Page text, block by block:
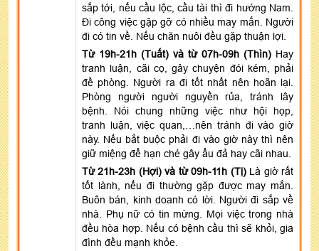
sắp tới, nếu cầu lộc, cầu tài thì đi hướng Nam.
Đi công việc gặp gỡ có nhiều may mắn. Người
đi có tin về. Nếu chăn nuôi đều gặp thuận lợi.
Từ 19h-21h (Tuất) và từ 07h-09h (Thìn) Hay
tranh luận, cãi cọ, gây chuyện đói kém, phải
đề phòng. Người ra đi tốt nhất nên hoãn lại.
Phòng người người nguyền rủa, tránh lây
bệnh. Nói chung những việc như hội họp,
tranh luận, việc quan,…nên tránh đi vào giờ
này. Nếu bắt buộc phải đi vào giờ này thì nên
giữ miệng để hạn ché gây ẩu đả hay cãi nhau.
Từ 21h-23h (Hợi) và từ 09h-11h (Tị) Là giờ rất
tốt lành, nếu đi thường gặp được may mắn.
Buôn bán, kinh doanh có lời. Người đi sắp về
nhà. Phụ nữ có tin mừng. Mọi việc trong nhà
đều hòa hợp. Nếu có bệnh cầu thì sẽ khỏi, gia
đình đều mạnh khỏe.